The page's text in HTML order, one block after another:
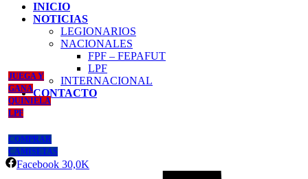
INICIO
NOTICIAS
LEGIONARIOS
NACIONALES
FPF – FEPAFUT
LPF
INTERNACIONAL
CONTACTO
JUEGA Y
GANA
QUINIELA
LPF
COMPRAR
CAMISETAS
Facebook 30,0K